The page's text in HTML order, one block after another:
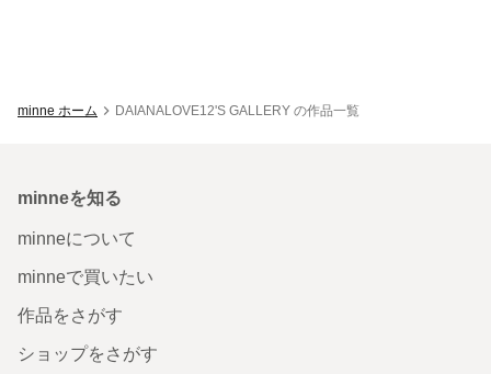
minne ホーム DAIANALOVE12'S GALLERY の作品一覧
minneを知る
minneについて
minneで買いたい
作品をさがす
ショップをさがす